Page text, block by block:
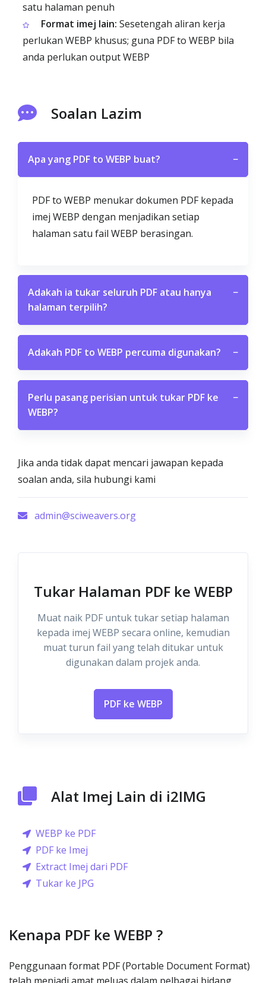
satu halaman penuh
Format imej lain: Sesetengah aliran kerja
perlukan WEBP khusus; guna PDF to WEBP bila
anda perlukan output WEBP
Soalan Lazim
Apa yang PDF to WEBP buat? −
PDF to WEBP menukar dokumen PDF kepada
imej WEBP dengan menjadikan setiap
halaman satu fail WEBP berasingan.
Adakah ia tukar seluruh PDF atau hanya
halaman terpilih?
−
Adakah PDF to WEBP percuma digunakan? −
Perlu pasang perisian untuk tukar PDF ke
WEBP?
−
Jika anda tidak dapat mencari jawapan kepada
soalan anda, sila hubungi kami
admin@sciweavers.org
Tukar Halaman PDF ke WEBP
Muat naik PDF untuk tukar setiap halaman
kepada imej WEBP secara online, kemudian
muat turun fail yang telah ditukar untuk
digunakan dalam projek anda.
PDF ke WEBP
Alat Imej Lain di i2IMG
WEBP ke PDF
PDF ke Imej
Extract Imej dari PDF
Tukar ke JPG
Kenapa PDF ke WEBP ?
Penggunaan format PDF (Portable Document Format)